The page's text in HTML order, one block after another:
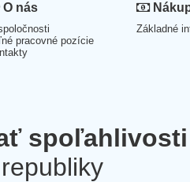
O nás
pracovné pozície
Základné
spoľahlivosti